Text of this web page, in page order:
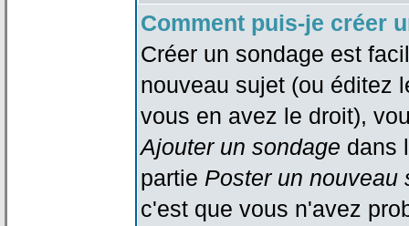
Comment puis-je créer
Créer un sondage est
nouveau sujet (ou éditez
vous en avez le droit),
Ajouter un sondage dans
partie Poster un nouveau
c'est que vous n'avez